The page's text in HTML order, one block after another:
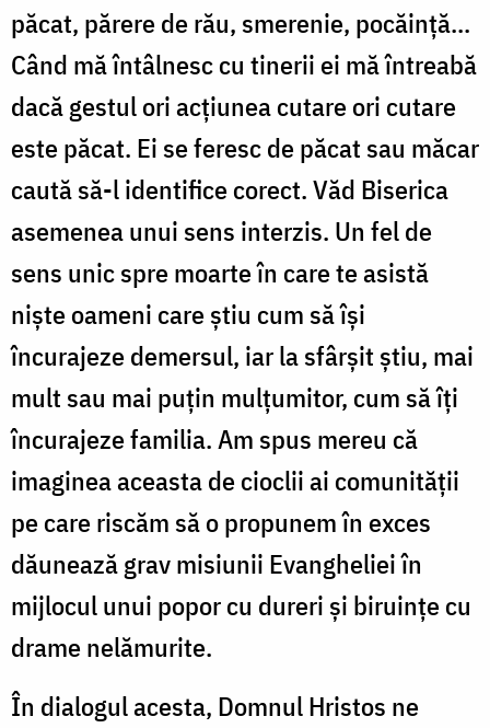
păcat, părere de rău, smerenie, pocăință...
Când mă întâlnesc cu tinerii ei mă întreabă
dacă gestul ori acțiunea cutare ori cutare
este păcat. Ei se feresc de păcat sau măcar
caută să-l identifice corect. Văd Biserica
asemenea unui sens interzis. Un fel de
sens unic spre moarte în care te asistă
niște oameni care știu cum să își
încurajeze demersul, iar la sfârșit știu, mai
mult sau mai puțin mulțumitor, cum să îți
încurajeze familia. Am spus mereu că
imaginea aceasta de cioclii ai comunității
pe care riscăm să o propunem în exces
dăunează grav misiunii Evangheliei în
mijlocul unui popor cu dureri și biruințe cu
drame nelămurite.
În dialogul acesta, Domnul Hristos ne